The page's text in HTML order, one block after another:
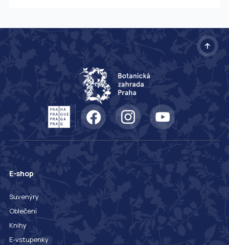
E-shop
Suvenýry
Oblečení
Knihy
E-vstupenky